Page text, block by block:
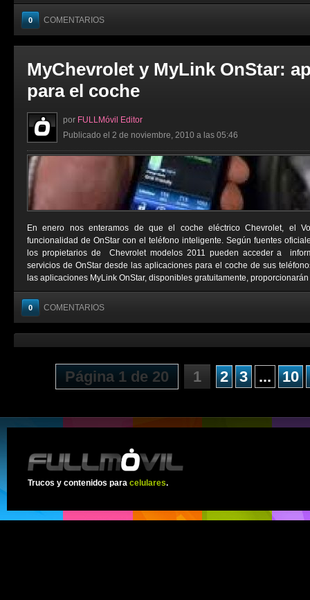
0 COMENTARIOS
MyChevrolet y MyLink OnStar:
para el coche
por FULLMóvil Editor
Publicado el 2 de noviembre, 2010 a las 05:46
En enero nos enteramos de que el coche eléctrico Chevrolet, el
funcionalidad de OnStar con el teléfono inteligente. Según fuentes
los propietarios de Chevrolet modelos 2011 pueden acceder a
servicios de OnStar desde las aplicaciones para el coche de sus
las aplicaciones MyLink OnStar, disponibles gratuitamente, proporcionarán
0 COMENTARIOS
Página 1 de 20 1 2 3 ... 10
Trucos y contenidos para celulares.